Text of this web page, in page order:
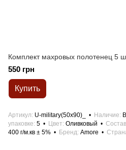
Комплект махровых полотенец 5
550 грн
Купить
Артикул U-military(50x90)_ Наличие
упаковке 5 Цвет Оливковый Состав
400 г/м.кв ± 5%
Бренд Amore